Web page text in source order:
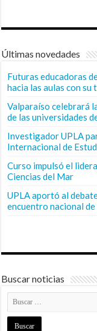
Últimas novedades
Futuras educadoras
hacia las aulas con
Valparaíso celebrará
de las universidades
Investigador UPLA
Internacional de
Curso impulsó el
Ciencias del Mar
UPLA aportó al
encuentro nacional
Buscar noticias